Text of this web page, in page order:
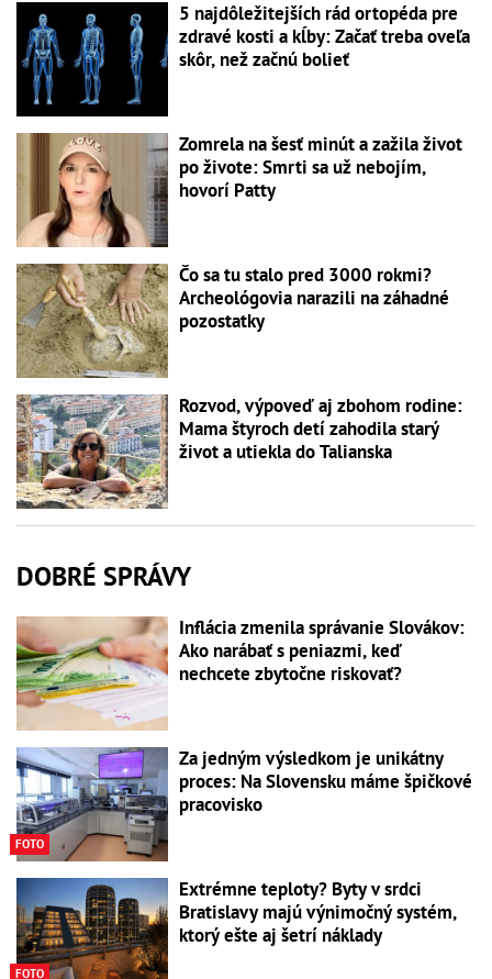
5 najdôležitejších rád ortopéda pre
zdravé kosti a kĺby: Začať treba oveľa
skôr, než začnú bolieť
Zomrela na šesť minút a zažila život
po živote: Smrti sa už nebojím,
hovorí Patty
Čo sa tu stalo pred 3000 rokmi?
Archeológovia narazili na záhadné
pozostatky
Rozvod, výpoveď aj zbohom rodine:
Mama štyroch detí zahodila starý
život a utiekla do Talianska
DOBRÉ SPRÁVY
Inflácia zmenila správanie Slovákov:
Ako narábať s peniazmi, keď
nechcete zbytočne riskovať?
FOTO
Za jedným výsledkom je unikátny
proces: Na Slovensku máme špičkové
pracovisko
FOTO
Extrémne teploty? Byty v srdci
Bratislavy majú výnimočný systém,
ktorý ešte aj šetrí náklady